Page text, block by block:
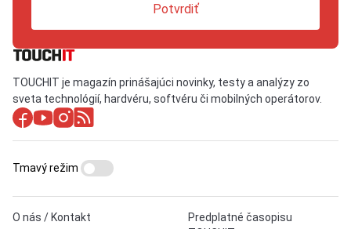
Potvrdiť
TOUCHIT je magazín prinášajúci novinky, testy a analýzy zo
sveta technológií, hardvéru, softvéru či mobilných operátorov.
O nás / Kontakt
Predplatné časopisu
Tmavý režim